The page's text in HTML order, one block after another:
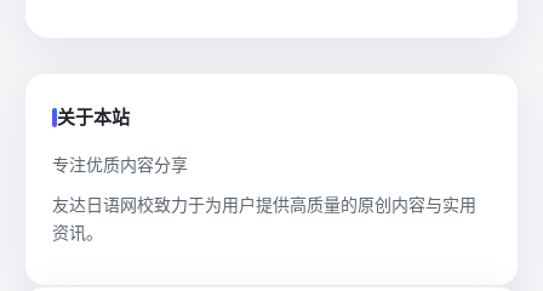
关于本站
专注优质内容分享
友达日语网校致力于为用户提供高质量的原创内容与实用
资讯。